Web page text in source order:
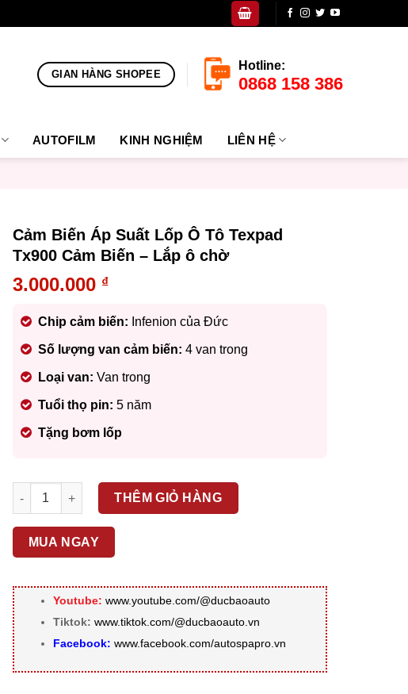
GIAN HÀNG SHOPEE
Hotline:
0868 158 386
AUTOFILM KINH NGHIỆM LIÊN HỆ
Cảm Biến Áp Suất Lốp Ô Tô Texpad
Tx900 Cảm Biến – Lắp ô chờ
3.000.000 ₫
Chip cảm biến: Infenion của Đức
Số lượng van cảm biến: 4 van trong
Loại van: Van trong
Tuổi thọ pin: 5 năm
Tặng bơm lốp
Cảm Biến Áp Suất Lốp Ô Tô Texpad Tx900 Cảm Biến - Lắp ô chờ số
THÊM GIỎ HÀNG
MUA NGAY
Youtube: www.youtube.com/@ducbaoauto
Tiktok: www.tiktok.com/@ducbaoauto.vn
Facebook: www.facebook.com/autospapro.vn